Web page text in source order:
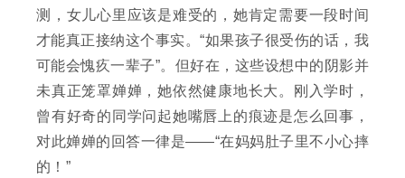
测，女儿心里应该是难受的，她肯定需要一段时间
才能真正接纳这个事实。“如果孩子很受伤的话，我
可能会愧疚一辈子”。但好在，这些设想中的阴影并
未真正笼罩婵婵，她依然健康地长大。刚入学时，
曾有好奇的同学问起她嘴唇上的痕迹是怎么回事，
对此婵婵的回答一律是——“在妈妈肚子里不小心摔
的！”